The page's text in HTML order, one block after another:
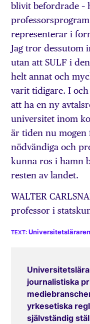
blivit befordrade –
representerar i
Jag tror dessutom
utan att SULF i
helt annat och
varit tidigare. I
att ha en ny
universitet inom
är tiden nu
nödvändiga och
kunna ros i hamn
resten av landet.
WALTER
professor i
Universitetsläraren
journalistiska
yrkesetiska
självständig